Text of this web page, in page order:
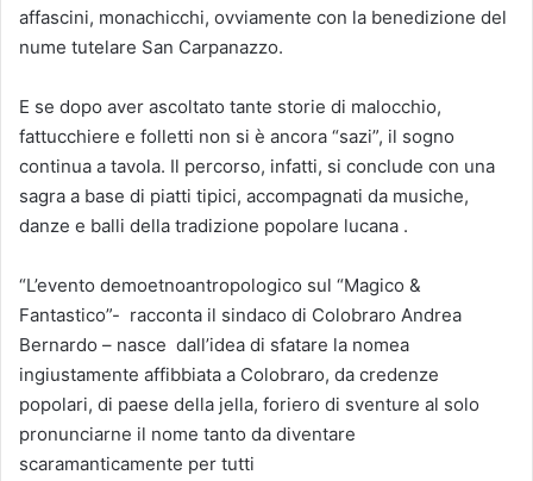
affascini, monachicchi, ovviamente con la benedizione del
nume tutelare San Carpanazzo.
E se dopo aver ascoltato tante storie di malocchio,
fattucchiere e folletti non si è ancora “sazi”, il sogno
continua a tavola. Il percorso, infatti, si conclude con una
sagra a base di piatti tipici, accompagnati da musiche,
danze e balli della tradizione popolare lucana .
“L’evento demoetnoantropologico sul “Magico &
Fantastico”- racconta il sindaco di Colobraro Andrea
Bernardo – nasce dall’idea di sfatare la nomea
ingiustamente affibbiata a Colobraro, da credenze
popolari, di paese della jella, foriero di sventure al solo
pronunciarne il nome tanto da diventare
scaramanticamente per tutti